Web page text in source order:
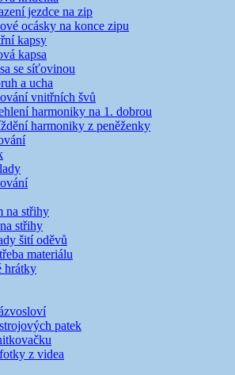
jezdce na zip
ocásky na konce zipu
kapsy
kapsa
se síťovinou
a ucha
vnitřních švů
harmoniky na 1. dobrou
harmoniky z peněženky
na střihy
střihy
šití oděvů
materiálu
hrátky
patek
z videa